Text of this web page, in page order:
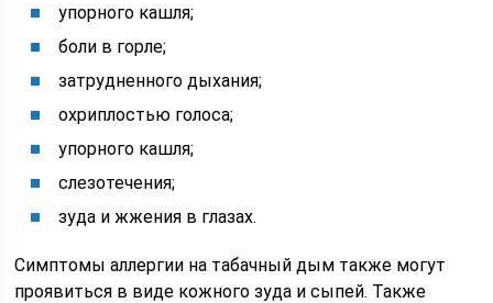
упорного кашля;
боли в горле;
затрудненного дыхания;
охриплостью голоса;
упорного кашля;
слезотечения;
зуда и жжения в глазах.
Симптомы аллергии на табачный дым также могут
проявиться в виде кожного зуда и сыпей. Также